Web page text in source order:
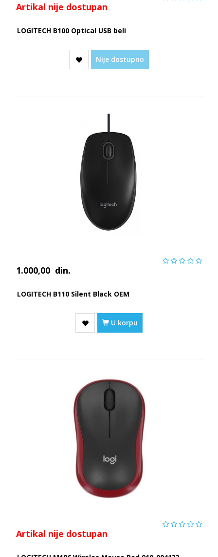
Artikal nije dostupan
LOGITECH B100 Optical USB beli
Nije dostupno
1.000,00 din.
LOGITECH B110 Silent Black OEM
U korpu
Artikal nije dostupan